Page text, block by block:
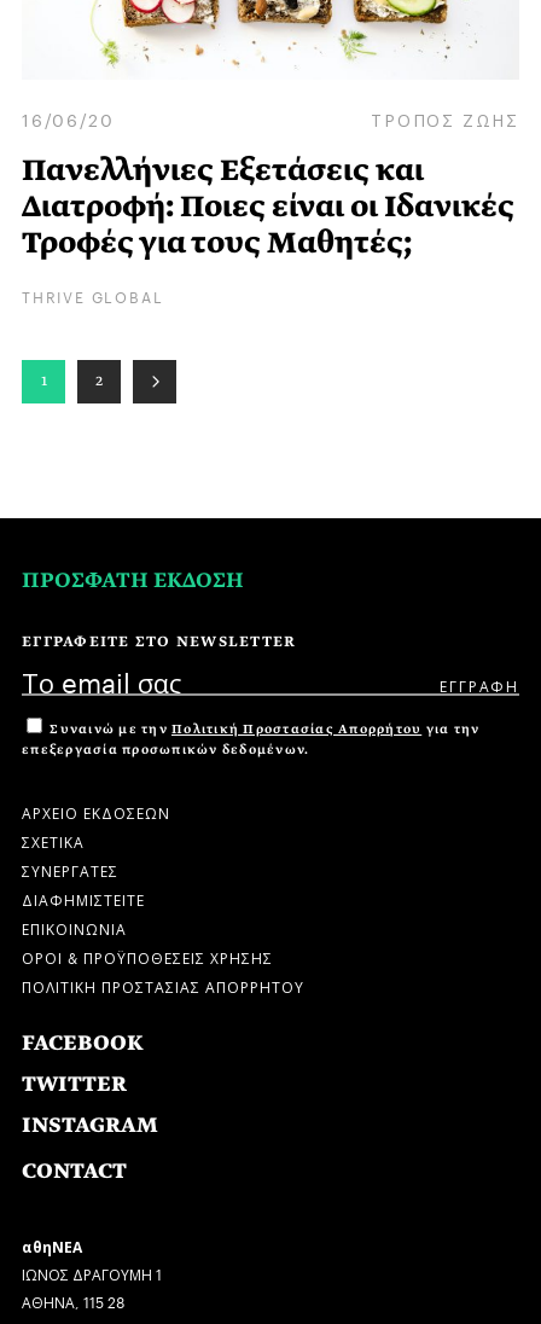
16/06/20 ΤΡΟΠΟΣ ΖΩΗΣ
Πανελλήνιες Eξετάσεις και
Διατροφή: Ποιες είναι οι Ιδανικές
Τροφές για τους Μαθητές;
THRIVE GLOBAL
1 2
ΠΡΟΣΦΑΤΗ ΕΚΔΟΣΗ
ΕΓΓΡΑΦΕΙΤΕ ΣΤΟ NEWSLETTER
Συναινώ με την Πολιτική Προστασίας Απορρήτου για την
επεξεργασία προσωπικών δεδομένων.
ΑΡΧΕΙΟ ΕΚΔΟΣΕΩΝ
ΣΧΕΤΙΚΑ
ΣΥΝΕΡΓΑΤΕΣ
ΔΙΑΦΗΜΙΣΤΕΙΤΕ
ΕΠΙΚΟΙΝΩΝΙΑ
ΟΡΟΙ & ΠΡΟΫΠΟΘΕΣΕΙΣ ΧΡΗΣΗΣ
ΠΟΛΙΤΙΚΗ ΠΡΟΣΤΑΣΙΑΣ ΑΠΟΡΡΗΤΟΥ
FACEBOOK
TWITTER
INSTAGRAM
CONTACT
αθηΝΕΑ
ΙΩΝΟΣ ΔΡΑΓΟΥΜΗ 1
ΑΘΗΝΑ, 115 28